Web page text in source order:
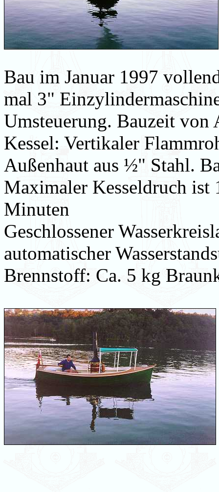
Bau im Januar 1997
mal 3"
Umsteuerung. Bauzeit von
Kessel: Vertikaler
Außenhaut aus ½" Stahl.
Maximaler Kesseldruch ist
Minuten
Geschlossener
automatischer
Brennstoff: Ca. 5 kg